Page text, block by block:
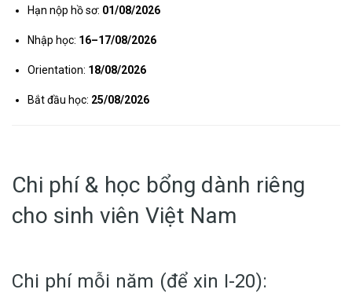
Hạn nộp hồ sơ: 01/08/2026
Nhập học: 16–17/08/2026
Orientation: 18/08/2026
Bắt đầu học: 25/08/2026
Chi phí & học bổng dành riêng
cho sinh viên Việt Nam
Chi phí mỗi năm (để xin I-20):